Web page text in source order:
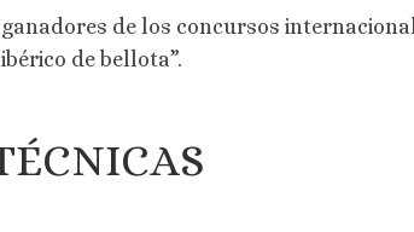
de los concursos internacional
de bellota”.